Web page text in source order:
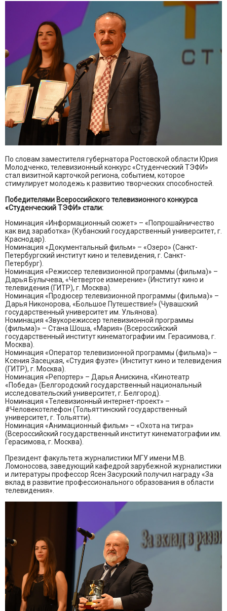
По словам заместителя губернатора Ростовской области Юрия
Молодченко, телевизионный конкурс «Студенческий ТЭФИ»
стал визитной карточкой региона, событием, которое
стимулирует молодежь к развитию творческих способностей.
Победителями Всероссийского телевизионного конкурса
«Студенческий ТЭФИ» стали:
Номинация «Информационный сюжет» – «Попрошайничество
как вид заработка» (Кубанский государственный университет, г.
Краснодар).
Номинация «Документальный фильм» – «Озеро» (Санкт-
Петербургский институт кино и телевидения, г. Санкт-
Петербург).
Номинация «Режиссер телевизионной программы (фильма)» –
Дарья Булычева, «Четвертое измерение» (Институт кино и
телевидения (ГИТР), г. Москва).
Номинация «Продюсер телевизионной программы (фильма)» –
Дарья Никонорова, «Большое Путешествие!» (Чувашский
государственный университет им. Ульянова).
Номинация «Звукорежиссер телевизионной программы
(фильма)» – Стана Шоша, «Мария» (Всероссийский
государственный институт кинематографии им. Герасимова, г.
Москва).
Номинация «Оператор телевизионной программы (фильма)» –
Ксения Засецкая, «Студия фуэте» (Институт кино и телевидения
(ГИТР), г. Москва).
Номинация «Репортер» – Дарья Анискина, «Кинотеатр
«Победа» (Белгородский государственный национальный
исследовательский университет, г. Белгород).
Номинация «Телевизионный интернет-проект» –
#Человекотелефон (Тольяттинский государственный
университет, г. Тольятти).
Номинация «Анимационный фильм» – «Охота на тигра»
(Всероссийский государственный институт кинематографии им.
Герасимова, г. Москва).
Президент факультета журналистики МГУ имени М.В.
Ломоносова, заведующий кафедрой зарубежной журналистики
и литературы профессор Ясен Засурский получил награду «За
вклад в развитие профессионального образования в области
телевидения».